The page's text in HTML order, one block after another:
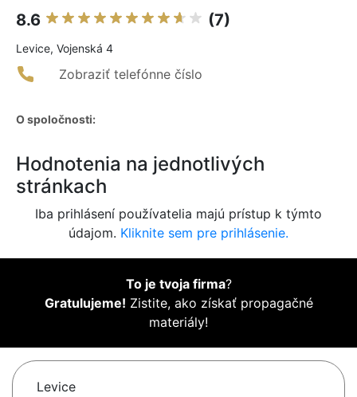
8.6 (7)
Levice, Vojenská 4
Zobraziť telefónne číslo
O spoločnosti:
Hodnotenia na jednotlivých
stránkach
Iba prihlásení používatelia majú prístup k týmto
údajom. Kliknite sem pre prihlásenie.
To je tvoja firma?
Gratulujeme! Zistite, ako získať propagačné
materiály!
Levice